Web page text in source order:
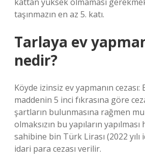
taşınmazın en az 5. katı.
Tarlaya ev
nedir?
Köyde izinsiz ev yapmanın
maddenin 5 inci fıkrasına göre
şartların bulunmasına rağmen
olmaksızın bu yapıların yapılması
sahibine bin Türk Lirası (2022 yılı
idari para cezası verilir.